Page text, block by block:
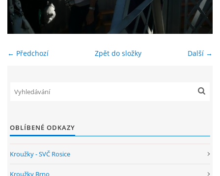
ENVIRONMENTÁLNÍ VÝCHOVA
ARCHIV
← Předchozí Další →
Zpět do složky
OBLÍBENÉ ODKAZY
Kroužky - SVČ Rosice
Kroužky Brno